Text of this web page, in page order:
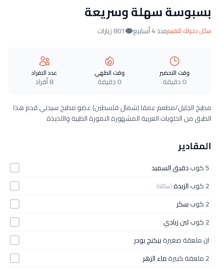
بسبوسة سهلة وسريعة
سجّل دخولك للتقييممنذ 4 أسابيع 801 زيارات
وقت التحضير
0 دقيقة
وقت الطهي
0 دقيقة
عدد الافراد
8 أفراد
مطبخ الجليل/مطعم عمقا (شمال فلسطين) عضو مطبخ سيدتي قدم هذا
الطبق من الحلويات العربية المشهورة النمورة الطيبة واللذيذة
المقادير
5 كوب
دقيق السميد
2 كوب
الزبدة(سائلة)
2 كوب
سكر
2 كوب
لبن زبادي
ان ملعقة صغيرةبيكنج بودر
2 ملعقة كبيرة
ماء الزهر